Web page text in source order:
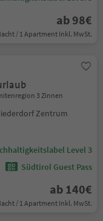
ab 98€
/ 1 Apartment Inkl. MwSt.
3 Zinnen
Zentrum
Level 3
Südtirol Guest Pass
ab 140€
/ 1 Apartment Inkl. MwSt.